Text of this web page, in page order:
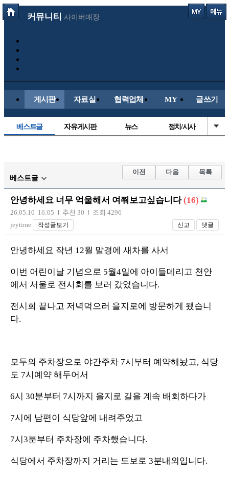
커뮤니티 사이버매장
게시판 자료실 협력업체 MY 글쓰기
베스트글 자유게시판 뉴스 정치/시사
해외축구
국내축구
베스트글
이전 다음 목록
안녕하세요 너무 억울해서 여쭤보고싶습니다 (16)
26.05.10 16:05 추천 30
조회 4296
jeytime
작성글보기 신고 댓글
안녕하세요 작년 12월 말경에 새차를 사서
이번 어린이날 기념으로 5월4일에 아이들데리고 천안
에서 서울로 전시회를 보러 갔었습니다.
전시회 끝나고 저녁먹으러 을지로에 방문하게 됐습니
다.
모두의 주차장으로 야간주차 7시부터 예약해놨고, 식당
도 7시예약 해두어서
6시 30분부터 7시까지 을지로 길을 계속 배회하다가
7시에 남편이 식당앞에 내려주었고
7시3분부터 주차장에 주차했습니다.
식당에서 주차장까지 거리는 도보로 3분내외입니다.